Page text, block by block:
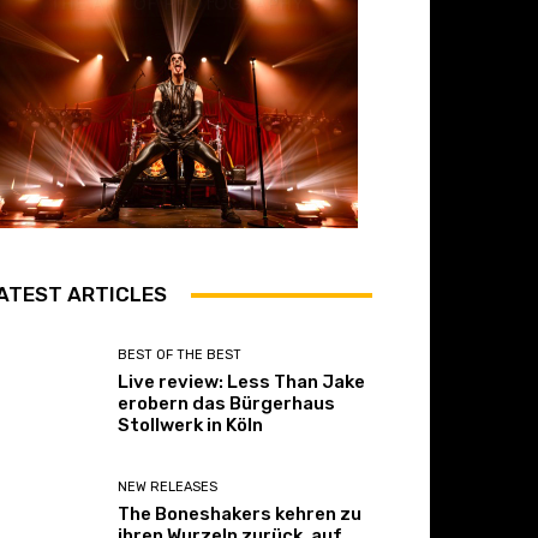
ARTICLES
BEST OF THE BEST
Live review: Less Than Jake
erobern das Bürgerhaus
Stollwerk in Köln
NEW RELEASES
The Boneshakers kehren zu